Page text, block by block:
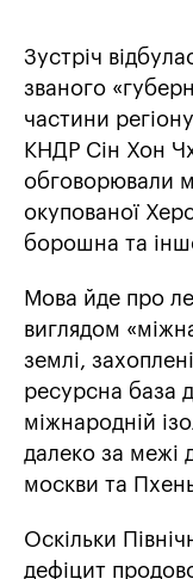
Зустріч
званого
частини
КНДР Сін Хон
обговорювали
окупованої
борошна та
Мова йде про
виглядом
землі,
ресурсна база
міжнародній
далеко за межі
москви та
Оскільки
дефіцит